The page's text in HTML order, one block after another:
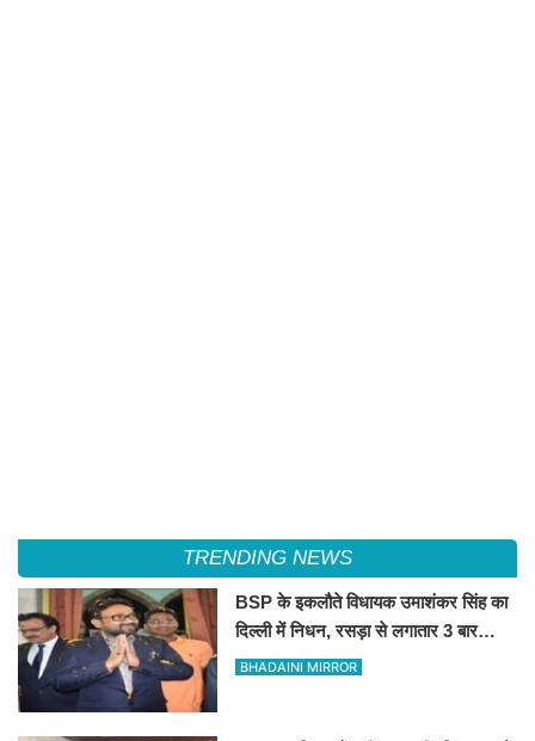
TRENDING NEWS
BSP के इकलौते विधायक उमाशंकर सिंह का
दिल्ली में निधन, रसड़ा से लगातार 3 बार
जीतकर रचा था इतिहास
BHADAINI MIRROR